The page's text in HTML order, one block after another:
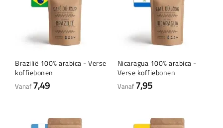
Brazilië 100% arabica - Verse
koffiebonen
Vanaf 7,49
Nicaragua 100% arabica -
Verse koffiebonen
Vanaf 7,95